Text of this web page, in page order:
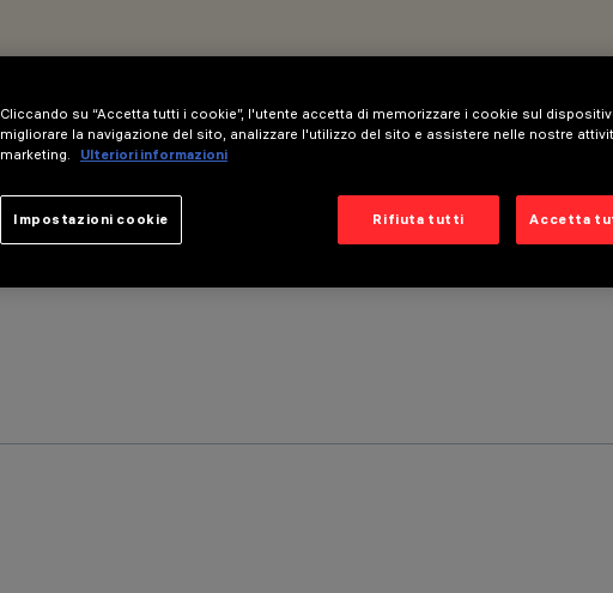
Cliccando su “Accetta tutti i cookie”, l'utente accetta di memorizzare i cookie sul
migliorare la navigazione del sito, analizzare l'utilizzo del sito e assistere nelle nostre
marketing.
Ulteriori informazioni
Rifiuta tutti Accetta
Impostazioni cookie